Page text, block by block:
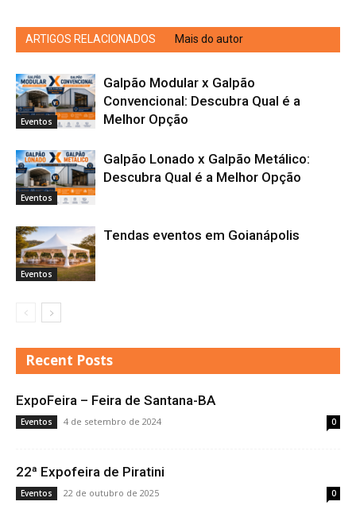
ARTIGOS RELACIONADOS Mais do autor
Eventos
Galpão Modular x Galpão
Convencional: Descubra Qual é a
Melhor Opção
Eventos
Galpão Lonado x Galpão Metálico:
Descubra Qual é a Melhor Opção
Eventos
Tendas eventos em Goianápolis
Recent Posts
ExpoFeira – Feira de Santana-BA
Eventos 4 de setembro de 2024 0
22ª Expofeira de Piratini
Eventos 22 de outubro de 2025 0